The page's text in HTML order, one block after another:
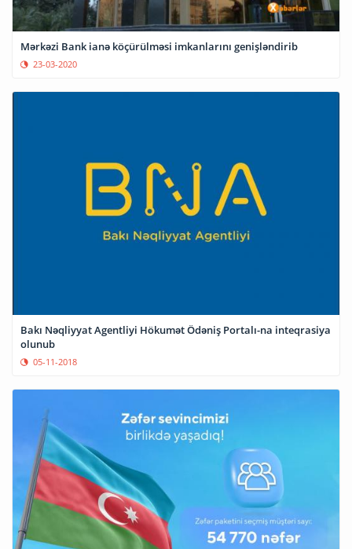
Mərkəzi Bank ianə köçürülməsi imkanlarını genişləndirib
23-03-2020
Bakı Nəqliyyat Agentliyi Hökumət Ödəniş Portalı-na inteqrasiya
olunub
05-11-2018